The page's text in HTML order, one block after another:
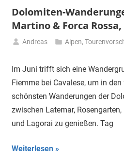
Dolomiten-
Martino & Forca Rossa,
Juni
Andreas Alpen,
Im Juni trifft sich eine
Fiemme bei Cavalese, um in
schönsten Wanderungen der
zwischen Latemar,
und Lagorai zu genießen. Tag
Weiterlesen